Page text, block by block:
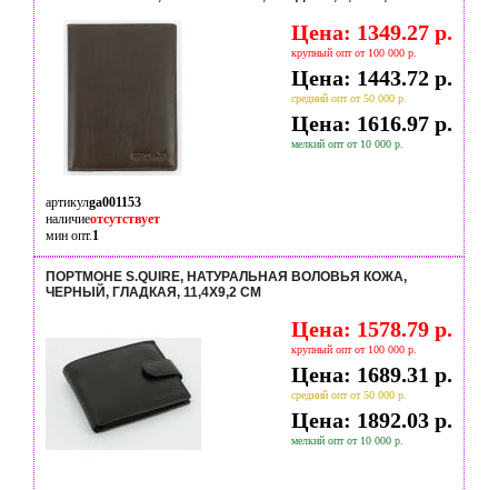
Цена: 1349.27 р.
крупный опт от 100 000 р.
Цена: 1443.72 р.
средний опт от 50 000 р.
Цена: 1616.97 р.
мелкий опт от 10 000 р.
артикулga001153
наличиеотсутствует
мин опт.1
ПОРТМОНЕ S.QUIRE, НАТУРАЛЬНАЯ ВОЛОВЬЯ КОЖА,
ЧЕРНЫЙ, ГЛАДКАЯ, 11,4X9,2 СМ
Цена: 1578.79 р.
крупный опт от 100 000 р.
Цена: 1689.31 р.
средний опт от 50 000 р.
Цена: 1892.03 р.
мелкий опт от 10 000 р.